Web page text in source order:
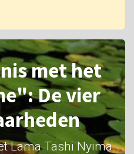
met het
De vier
Lama Tashi Nyima